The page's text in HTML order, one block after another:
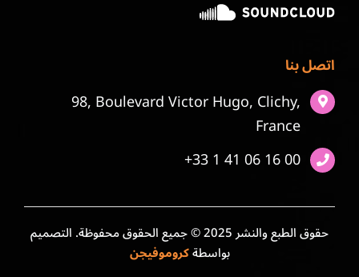
اتصل بنا
98, Boulevard Victor Hugo, Clichy,
France
+33 1 41 06 16 00
حقوق الطبع والنشر 2025 © جميع الحقوق محفوظة. التصميم
بواسطةكروموفيجن